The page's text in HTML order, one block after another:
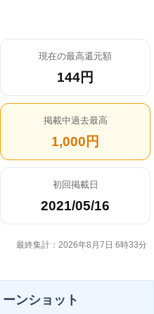
現在の最高還元額
144円
掲載中過去最高
1,000円
初回掲載日
2021/05/16
最終集計：2026年8月7日 6時33分
ンショット